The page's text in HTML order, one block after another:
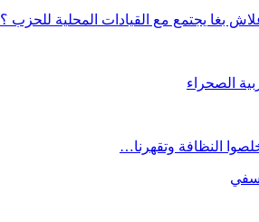
بغا يجتمع مع القيادات المحلية للحزب ؟
الصحراء